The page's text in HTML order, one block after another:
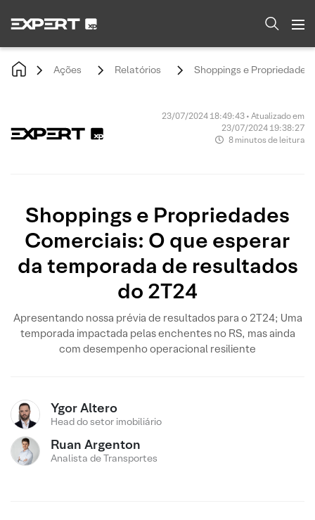
Ações Relatórios Shoppings e
23/07/2024 18:49:43 • Atualizado em
23/07/2024 19:38:27
8 minutos de leitura
Shoppings e Propriedades
Comerciais: O que esperar
da temporada de resultados
do 2T24
Apresentando nossa prévia de resultados para o 2T24; Uma
temporada impactada pelas enchentes no RS, mas ainda
com desempenho operacional resiliente
Ygor Altero
Head do setor imobiliário
Ruan Argenton
Analista de Transportes